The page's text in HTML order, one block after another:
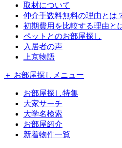
取材について
仲介手数料無料の理由とは
初期費用を比較する理由と
ペットとのお部屋探し
入居者の声
上京物語
＋ お部屋探しメニュー
お部屋探し特集
大家サーチ
大学名検索
お部屋紹介
新着物件一覧